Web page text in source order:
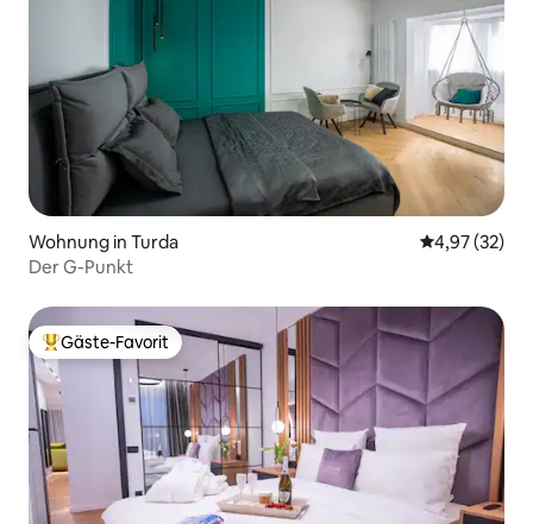
Wohnung in Turda
4,97 (32)
Der G-Punkt
Beliebter Gäste-Favorit.
Gäste-Favorit